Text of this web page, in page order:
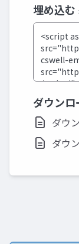
埋め込む
ダウンロ
ダウ
ダウ